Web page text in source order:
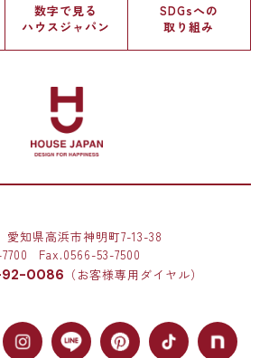
数字で見る
ハウスジャパン
SDGsへの
取り組み
愛知県高浜市神明町7-13-38
Fax.0566-53-7500
0086 （お客様専用ダイヤル）